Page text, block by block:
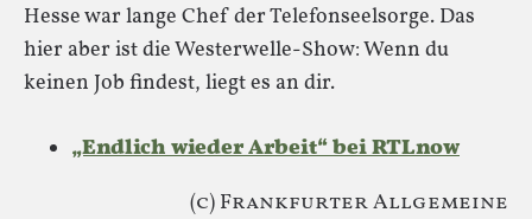
Hesse war lange Chef der Telefonseelsorge. Das
hier aber ist die Westerwelle-Show: Wenn du
keinen Job findest, liegt es an dir.
„Endlich wieder Arbeit“ bei RTLnow
(c) Frankfurter Allgemeine